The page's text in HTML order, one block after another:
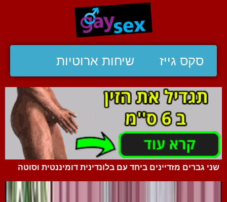
סקס גייז שיחות ארוטיות
שני גברים מזדיינים ביחד עם בלונדינית דומיננטית וסוטה